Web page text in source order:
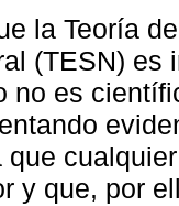
la Teoría
(TESN) es
no es
y que, por